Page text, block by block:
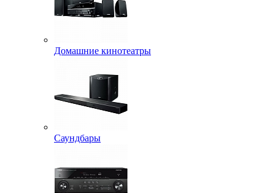
Домашние кинотеатры
Саундбары